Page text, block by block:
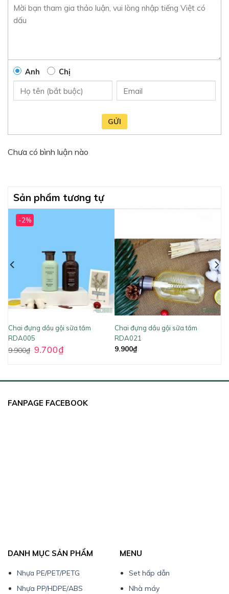
Anh Chị
GỬI
Chưa có bình luận nào
Sản phẩm tương tự
-2%
Chai đựng dầu gội sữa tắm
RDA005
9.900₫ 9.700₫
Chai đựng dầu gội sữa tắm
RDA021
9.900₫
FANPAGE FACEBOOK
DANH MỤC SẢN PHẨM
Nhựa PE/PET/PETG
Nhựa PP/HDPE/ABS
MENU
Set hấp dẫn
Nhà máy